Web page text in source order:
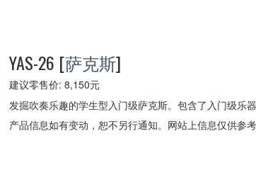
YAS-26 [萨克斯]
建议零售价: 8,150元
发掘吹奏乐趣的学生型入门级萨克斯。包含了入门级乐
产品信息如有变动，恕不另行通知。网站上信息仅供参